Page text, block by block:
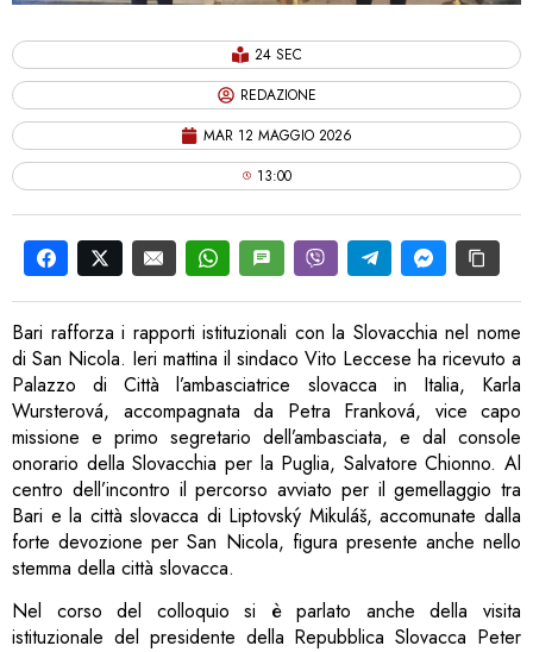
24 SEC
REDAZIONE
MAR 12 MAGGIO 2026
13:00
Bari rafforza i rapporti istituzionali con la Slovacchia nel nome
di San Nicola. Ieri mattina il sindaco Vito Leccese ha ricevuto a
Palazzo di Città l’ambasciatrice slovacca in Italia, Karla
Wursterová, accompagnata da Petra Franková, vice capo
missione e primo segretario dell’ambasciata, e dal console
onorario della Slovacchia per la Puglia, Salvatore Chionno. Al
centro dell’incontro il percorso avviato per il gemellaggio tra
Bari e la città slovacca di Liptovský Mikuláš, accomunate dalla
forte devozione per San Nicola, figura presente anche nello
stemma della città slovacca.
Nel corso del colloquio si è parlato anche della visita
istituzionale del presidente della Repubblica Slovacca Peter